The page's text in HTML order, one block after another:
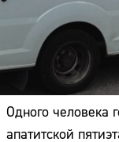
Одного человека
апатитской